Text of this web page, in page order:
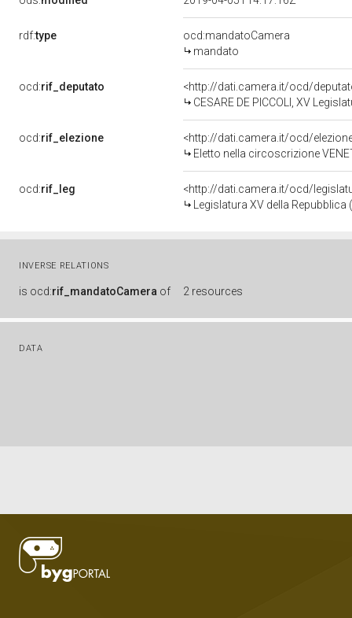
rdf:type
ocd:mandatoCamera
mandato
ocd:rif_deputato
<http://dati.camera.it/ocd/
CESARE DE PICCOLI, XV
ocd:rif_elezione
<http://dati.camera.it/ocd/
Eletto nella circoscrizione
ocd:rif_leg
<http://dati.camera.it/ocd/
Legislatura XV della
INVERSE RELATIONS
is ocd:rif_mandatoCamera of 2 resources
DATA